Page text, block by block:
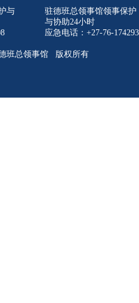
与
驻德班总领事馆领事保护
与协助24小时
应急电话：+27-76-
班总领事馆 版权所有